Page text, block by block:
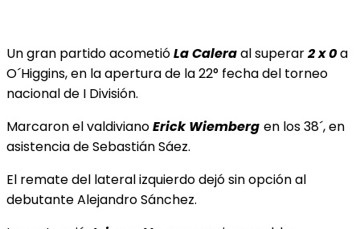
Un gran partido acometióLa Caleraal superar2 x 0a
O´Higgins, en la apertura de la 22° fecha del torneo
nacional de I División.
Marcaron el valdivianoErick Wiemberg en los 38´, en
asistencia de Sebastián Sáez.
El remate del lateral izquierdo dejó sin opción al
debutante Alejandro Sánchez.